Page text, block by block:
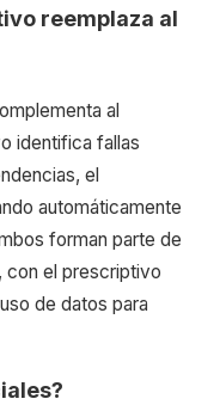
reemplaza al
al
identifica fallas
el
automáticamente
forman parte de
con el prescriptivo
de datos para